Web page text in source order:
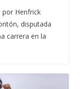
por Henfrick
disputada
carrera en la